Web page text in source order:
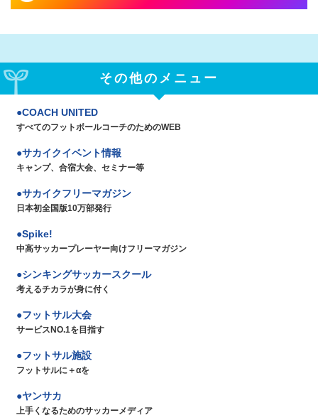
その他のメニュー
COACH UNITED
すべてのフットボールコーチのためのWEB
サカイクイベント情報
キャンプ、合宿大会、セミナー等
サカイクフリーマガジン
日本初全国版10万部発行
Spike!
中高サッカープレーヤー向けフリーマガジン
シンキングサッカースクール
考えるチカラが身に付く
フットサル大会
サービスNO.1を目指す
フットサル施設
フットサルに＋αを
ヤンサカ
上手くなるためのサッカーメディア